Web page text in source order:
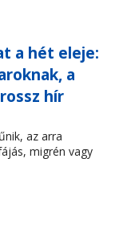
a hét eleje:
a
hír
az arra
migrén vagy